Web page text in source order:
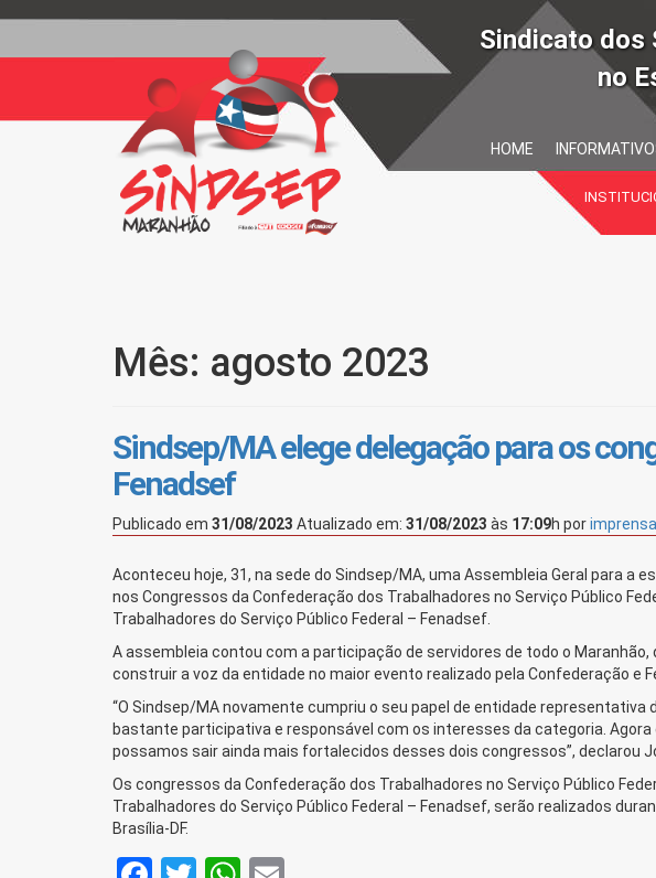
Sindicato dos
no
HOME
Mês: agosto 2023
Sindsep/MA elege delegação para os
Fenadsef
Publicado em 31/08/2023 Atualizado em: 31/08/2023 às 17:09h por
Aconteceu hoje, 31, na sede do Sindsep/MA, uma Assembleia Geral para a
nos Congressos da Confederação dos Trabalhadores no Serviço Público
Trabalhadores do Serviço Público Federal – Fenadsef.
A assembleia contou com a participação de servidores de todo o
construir a voz da entidade no maior evento realizado pela Confederação e
“O Sindsep/MA novamente cumpriu o seu papel de entidade
bastante participativa e responsável com os interesses da categoria.
possamos sair ainda mais fortalecidos desses dois congressos”, declarou
Os congressos da Confederação dos Trabalhadores no Serviço Público
Trabalhadores do Serviço Público Federal – Fenadsef, serão realizados
Brasília-DF.